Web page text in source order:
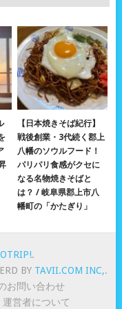
【日本焼きそば紀行】
戦後創業・3代続く郡上
八幡のソウルフード！
パリパリ食感がクセに
なる名物焼きそばと
は？ / 岐阜県郡上市八
幡町の「かたぎり」
.
BY TAVII.COM INC,.
お問い合わせ
運営者について